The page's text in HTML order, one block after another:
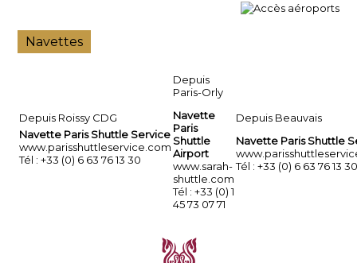
Navettes
Depuis Roissy CDG
Navette Paris Shuttle Service
www.parisshuttleservice.com
Tél : +33 (0) 6 63 76 13 30
Depuis
Paris-Orly
Navette
Paris
Shuttle
Airport
www.sarah-
shuttle.com
Tél : +33 (0) 1
45 73 07 71
Depuis Beauvais
Navette Paris Shuttle
Tél : +33 (0) 6 63 76 13